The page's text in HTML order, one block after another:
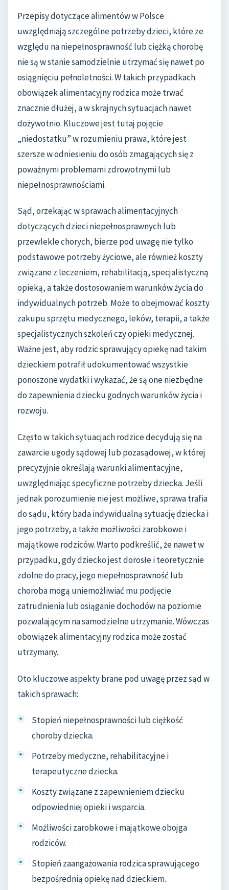
Przepisy dotyczące alimentów w Polsce
uwzględniają szczególne potrzeby dzieci, które ze
względu na niepełnosprawność lub ciężką chorobę
nie są w stanie samodzielnie utrzymać się nawet po
osiągnięciu pełnoletności. W takich przypadkach
obowiązek alimentacyjny rodzica może trwać
znacznie dłużej, a w skrajnych sytuacjach nawet
dożywotnio. Kluczowe jest tutaj pojęcie
„niedostatku” w rozumieniu prawa, które jest
szersze w odniesieniu do osób zmagających się z
poważnymi problemami zdrowotnymi lub
niepełnosprawnościami.
Sąd, orzekając w sprawach alimentacyjnych
dotyczących dzieci niepełnosprawnych lub
przewlekle chorych, bierze pod uwagę nie tylko
podstawowe potrzeby życiowe, ale również koszty
związane z leczeniem, rehabilitacją, specjalistyczną
opieką, a także dostosowaniem warunków życia do
indywidualnych potrzeb. Może to obejmować koszty
zakupu sprzętu medycznego, leków, terapii, a także
specjalistycznych szkoleń czy opieki medycznej.
Ważne jest, aby rodzic sprawujący opiekę nad takim
dzieckiem potrafił udokumentować wszystkie
ponoszone wydatki i wykazać, że są one niezbędne
do zapewnienia dziecku godnych warunków życia i
rozwoju.
Często w takich sytuacjach rodzice decydują się na
zawarcie ugody sądowej lub pozasądowej, w której
precyzyjnie określają warunki alimentacyjne,
uwzględniając specyficzne potrzeby dziecka. Jeśli
jednak porozumienie nie jest możliwe, sprawa trafia
do sądu, który bada indywidualną sytuację dziecka i
jego potrzeby, a także możliwości zarobkowe i
majątkowe rodziców. Warto podkreślić, że nawet w
przypadku, gdy dziecko jest dorosłe i teoretycznie
zdolne do pracy, jego niepełnosprawność lub
choroba mogą uniemożliwiać mu podjęcie
zatrudnienia lub osiąganie dochodów na poziomie
pozwalającym na samodzielne utrzymanie. Wówczas
obowiązek alimentacyjny rodzica może zostać
utrzymany.
Oto kluczowe aspekty brane pod uwagę przez sąd w
takich sprawach:
Stopień niepełnosprawności lub ciężkość
choroby dziecka.
Potrzeby medyczne, rehabilitacyjne i
terapeutyczne dziecka.
Koszty związane z zapewnieniem dziecku
odpowiedniej opieki i wsparcia.
Możliwości zarobkowe i majątkowe obojga
rodziców.
Stopień zaangażowania rodzica sprawującego
bezpośrednią opiekę nad dzieckiem.